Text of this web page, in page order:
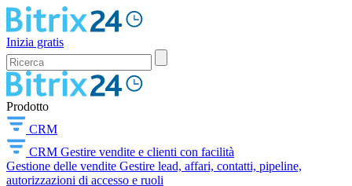
Inizia gratis
Prodotto
CRM
CRM Gestire vendite e clienti con facilità
Gestione delle vendite Gestire lead, affari, contatti, pipeline,
autorizzazioni di accesso e ruoli